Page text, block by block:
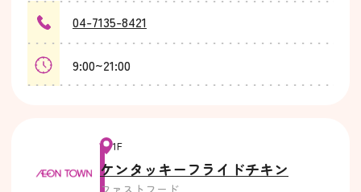
04-7135-8421
9:00~21:00
1F
ケンタッキーフライドチキン
ファストフード